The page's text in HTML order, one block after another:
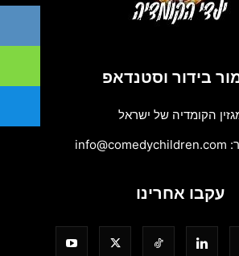
בידור וסטנדאפ
הקומדיה של ישראל
info@comedychildren.com
עקבו אחרינו